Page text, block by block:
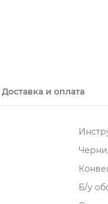
Доставка и оплата
Б/у